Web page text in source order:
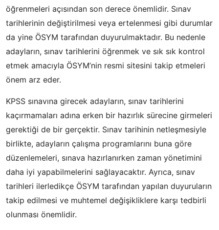
öğrenmeleri açısından son derece önemlidir. Sınav
tarihlerinin değiştirilmesi veya ertelenmesi gibi durumlar
da yine ÖSYM tarafından duyurulmaktadır. Bu nedenle
adayların, sınav tarihlerini öğrenmek ve sık sık kontrol
etmek amacıyla ÖSYM’nin resmi sitesini takip etmeleri
önem arz eder.
KPSS sınavına girecek adayların, sınav tarihlerini
kaçırmamaları adına erken bir hazırlık sürecine girmeleri
gerektiği de bir gerçektir. Sınav tarihinin netleşmesiyle
birlikte, adayların çalışma programlarını buna göre
düzenlemeleri, sınava hazırlanırken zaman yönetimini
daha iyi yapabilmelerini sağlayacaktır. Ayrıca, sınav
tarihleri ilerledikçe ÖSYM tarafından yapılan duyuruların
takip edilmesi ve muhtemel değişikliklere karşı tedbirli
olunması önemlidir.